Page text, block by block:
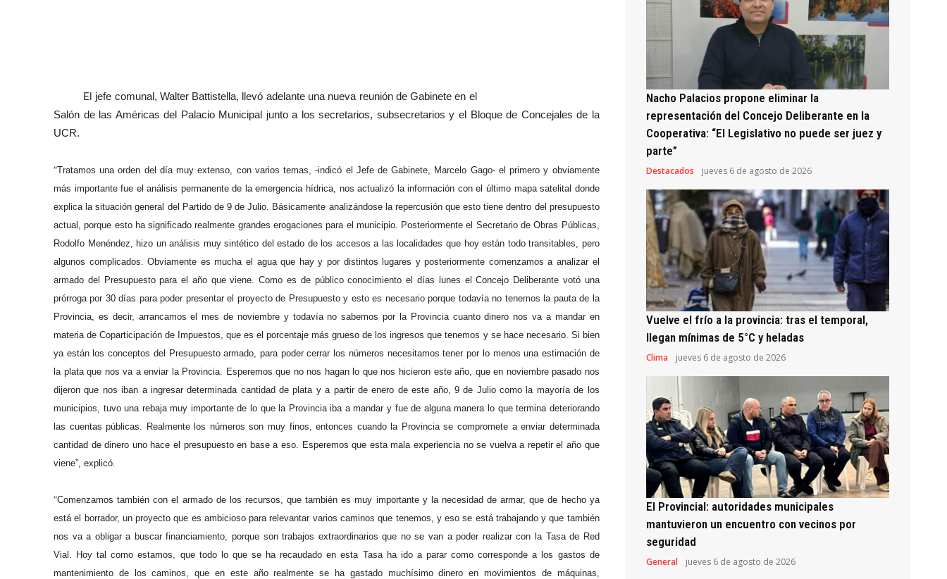
El jefe comunal, Walter Battistella, llevó adelante una nueva reunión de Gabinete en el
Salón de las Américas del Palacio Municipal junto a los secretarios, subsecretarios y el Bloque de Concejales de la
UCR.
“Tratamos una orden del día muy extenso, con varios temas, -indicó el Jefe de Gabinete, Marcelo Gago- el primero y obviamente
más importante fue el análisis permanente de la emergencia hídrica, nos actualizó la información con el último mapa satelital donde
explica la situación general del Partido de 9 de Julio. Básicamente analizándose la repercusión que esto tiene dentro del presupuesto
actual, porque esto ha significado realmente grandes erogaciones para el municipio. Posteriormente el Secretario de Obras Públicas,
Rodolfo Menéndez, hizo un análisis muy sintético del estado de los accesos a las localidades que hoy están todo transitables, pero
algunos complicados.Obviamente es mucha el agua que hay y por distintos lugares y posteriormente comenzamos a analizar el
armado del Presupuesto para el año que viene. Como es de público conocimiento el días lunes el Concejo Deliberante votó una
prórroga por 30 días para poder presentar el proyecto de Presupuesto y esto es necesario porque todavía no tenemos la pauta de la
Provincia, es decir, arrancamos el mes de noviembre y todavía no sabemospor la Provincia cuanto dinero nos va a mandar en
materia de Coparticipación de Impuestos, que es el porcentaje más grueso de los ingresos que tenemos y se hace necesario. Si bien
ya están los conceptos del Presupuesto armado, para poder cerrar los números necesitamos tener por lo menos una estimación de
la plata que nos va aenviar la Provincia. Esperemos que no nos hagan lo que nos hicieron este año, que en noviembre pasado nos
dijeron que nos iban a ingresar determinada cantidad de plata y a partir de enero de este año, 9 de Julio como la mayoría de los
municipios, tuvo una rebaja muy importante de lo que la Provincia iba a mandar y fue de alguna manera lo que termina deteriorando
las cuentas públicas. Realmente los números son muy finos, entonces cuando la Provincia se compromete a enviar determinada
cantidad de dinero uno hace el presupuesto en base a eso. Esperemos que esta mala experiencia no se vuelva a repetir el año que
viene”, explicó.
“Comenzamos también con el armado de los recursos, que también es muy importante y la necesidad de armar, que de hecho ya
está el borrador, un proyecto que es ambicioso para relevantar varios caminos que tenemos, y eso se está trabajando y que también
nos va a obligar a buscar financiamiento, porque son trabajos extraordinarios que no se van a poder realizar con la Tasa de Red
Vial. Hoy tal como estamos, que todo lo que se ha recaudado en esta Tasa ha ido a parar como corresponde a los gastos de
mantenimiento de los caminos, queen este año realmente se ha gastado muchísimo dinero en movimientos de máquinas,
Nacho Palacios propone eliminar la
representación del Concejo Deliberante en la
Cooperativa: “El Legislativo no puede ser juez y
parte”
Destacados jueves 6 de agosto de 2026
Vuelve el frío a la provincia: tras el temporal,
llegan mínimas de 5°C y heladas
Clima jueves 6 de agosto de 2026
El Provincial: autoridades municipales
mantuvieron un encuentro con vecinos por
seguridad
General jueves 6 de agosto de 2026